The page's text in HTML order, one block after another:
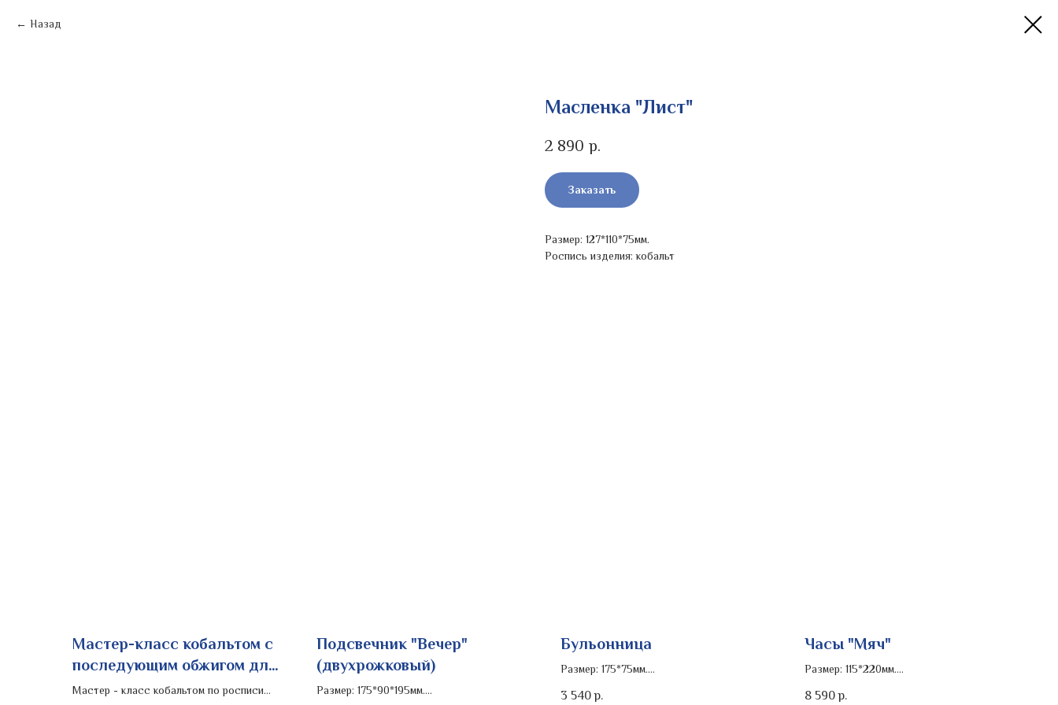
Назад
Масленка "Лист"
2 890 р.
Заказать
Размер: 127*110*75мм.
Роспись изделия: кобальт
Мастер-класс кобальтом с
последующим обжигом для
групповых экскурсий
Мастер - класс кобальтом по росписи
Подсвечник "Вечер"
(двухрожковый)
Размер: 175*90*195мм.
Бульонница
Размер: 175*75мм.
Роспись изделия: золото
3 540 р.
Часы "Мяч"
Размер: 115*220мм.
8 590 р.